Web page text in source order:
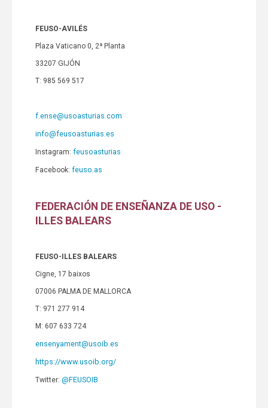
FEUSO-AVILÉS
Plaza Vaticano 0, 2ª Planta
33207 GIJÓN
T: 985 569 517
f.ense@usoasturias.com
info@feusoasturias.es
Instagram: feusoasturias
Facebook: feuso.as
FEDERACIÓN DE ENSEÑANZA DE USO -
ILLES BALEARS
FEUSO-ILLES BALEARS
Cigne, 17 baixos
07006 PALMA DE MALLORCA
T: 971 277 914
M: 607 633 724
ensenyament@usoib.es
https://www.usoib.org/
Twitter: @FEUSOIB